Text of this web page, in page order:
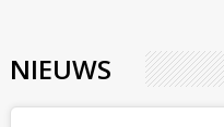
NIEUWS